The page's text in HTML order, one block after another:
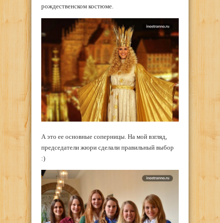
рождественском костюме.
А это ее основные соперницы. На мой взгляд,
председатели жюри сделали правильный выбор
:)